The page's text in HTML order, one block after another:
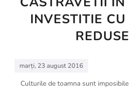
INVESTITIE
marți, 23 august 2016
Culturile de toamna sunt